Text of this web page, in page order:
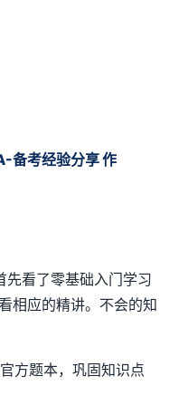
先看了零基础入门学习
相应的精讲。不会的知
方题本，巩固知识点